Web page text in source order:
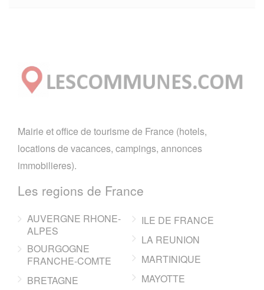
Mairie et office de tourisme de France (hotels,
locations de vacances, campings, annonces
immobilieres).
Les regions de France
AUVERGNE RHONE-
ALPES
BOURGOGNE
FRANCHE-COMTE
BRETAGNE
ILE DE FRANCE
LA REUNION
MARTINIQUE
MAYOTTE